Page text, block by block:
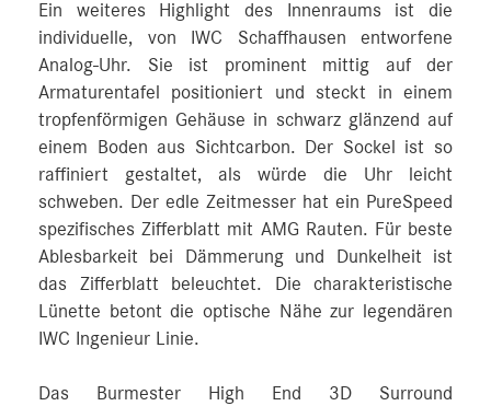
Ein weiteres Highlight des Innenraums ist die
individuelle, von IWC Schaffhausen entworfene
Analog-Uhr. Sie ist prominent mittig auf der
Armaturentafel positioniert und steckt in einem
tropfenförmigen Gehäuse in schwarz glänzend auf
einem Boden aus Sichtcarbon. Der Sockel ist so
raffiniert gestaltet, als würde die Uhr leicht
schweben. Der edle Zeitmesser hat ein PureSpeed
spezifisches Zifferblatt mit AMG Rauten. Für beste
Ablesbarkeit bei Dämmerung und Dunkelheit ist
das Zifferblatt beleuchtet. Die charakteristische
Lünette betont die optische Nähe zur legendären
IWC Ingenieur Linie.
Das Burmester High End 3D Surround